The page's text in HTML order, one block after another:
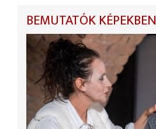
BEMUTATÓK KÉPEKBEN